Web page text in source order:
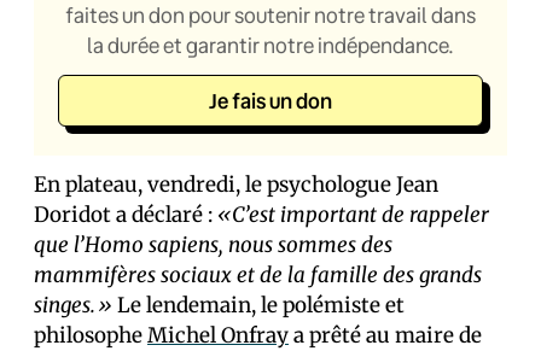
faites un don pour soutenir notre travail dans
la durée et garantir notre indépendance.
Je fais un don
En plateau, vendredi, le psychologue Jean
Doridot a déclaré : «C’est important de rappeler
que l’Homo sapiens, nous sommes des
mammifères sociaux et de la famille des grands
singes.» Le lendemain, le polémiste et
philosopheMichel Onfraya prêté au maire de